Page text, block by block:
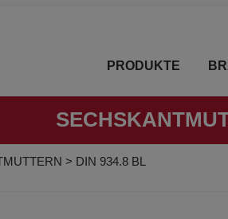
PRODUKTE
> DIN 934.8 BL